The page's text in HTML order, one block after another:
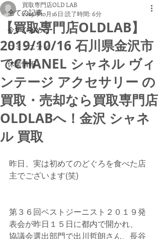
全ての記事
今すぐ始める
コミュニティ
休業情報
【買取専門店OLDLAB】
2019/10/16 石川県金沢市
でCHANEL シャネル ヴィ
ンテージ アクセサリー の
買取・売却なら買取専門店
OLDLABへ！金沢 シャネ
ル 買取
買取専門店OLD LAB
2019年10月16日 読了時間: 6分
昨日、実は初めてのどぐろを食べた店
主でございます(笑)
第３６回ベストジーニスト２０１９発
表会が昨日１５日に都内で開かれ、
協議会選出部門で出川哲朗さん、長谷